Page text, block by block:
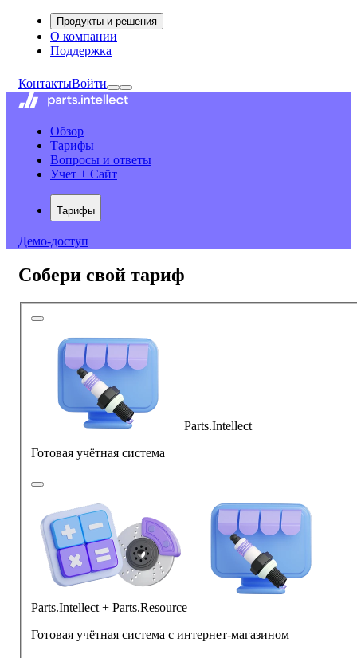
Продукты и решения
О компании
Поддержка
КонтактыВойти
Обзор
Тарифы
Вопросы и ответы
Учет + Сайт
Тарифы
Демо-доступ
Собери свой тариф
Parts.Intellect
Готовая учётная система
Parts.Intellect + Parts.Resource
Готовая учётная система с интернет-магазином